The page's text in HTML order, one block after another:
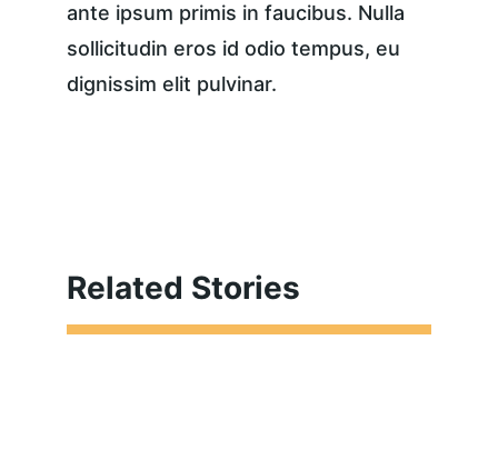
ante ipsum primis in faucibus. Nulla
sollicitudin eros id odio tempus, eu
dignissim elit pulvinar.
Related Stories